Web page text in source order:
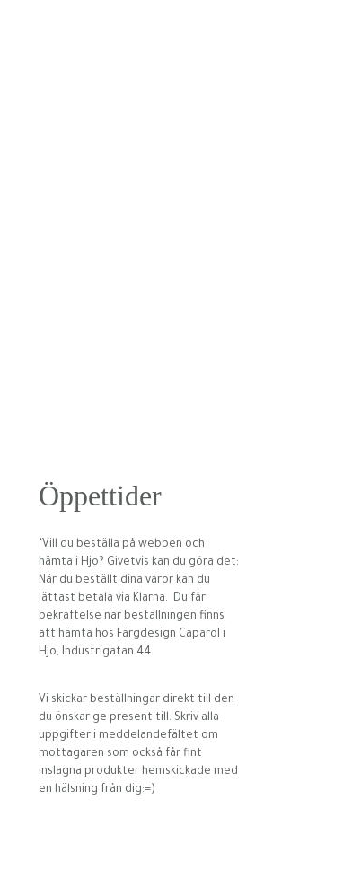
Öppettider
’Vill du beställa på webben och
hämta i Hjo? Givetvis kan du göra det:
När du beställt dina varor kan du
lättast betala via Klarna. Du får
bekräftelse när beställningen finns
att hämta hos Färgdesign Caparol i
Hjo, Industrigatan 44.
Vi skickar beställningar direkt till den
du önskar ge present till. Skriv alla
uppgifter i meddelandefältet om
mottagaren som också får fint
inslagna produkter hemskickade med
en hälsning från dig:=)